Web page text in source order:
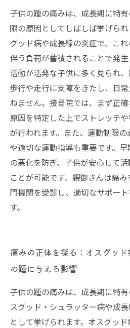
の痛みを乗り越えるために
踵の痛みで悩む親御さんへ
い知識とケアのポイント
子供の健やかな成長を支え
運動制限の理解と対策まと
子供の踵の痛みは、成長期に特
限の原因としてしばしば挙げら
グッド病や成長線の炎症で、こ
伴う負荷が蓄積されることで発
活動が活発な子供に多く見られ
歩行や走行に支障をきたし、日
ねません。接骨院では、まず正
原因を特定した上でストレッチ
が行われます。また、運動制限
や適切な運動指導も重要です。
の悪化を防ぎ、子供が安心して
ことが可能です。親御さんは痛
門機関を受診し、適切なサポー
す。
痛みの正体を探る：オスグッ
の踵に与える影響
子供の踵の痛みは、成長期に特
スグッド・シュラッター病や成
として挙げられます。オスグッ